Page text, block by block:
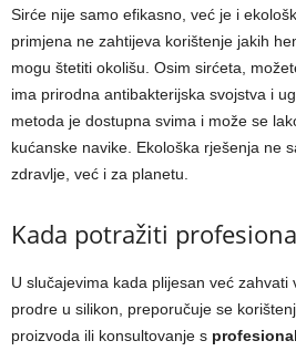
Sirće nije samo efikasno, već je i
primjena ne zahtijeva korištenje jakih
mogu štetiti okolišu. Osim sirćeta,
ima prirodna antibakterijska svojstva i
metoda je dostupna svima i može se
kućanske navike. Ekološka rješenja ne
zdravlje, već i za planetu.
Kada potražiti
U slučajevima kada plijesan već zahvati
prodre u silikon, preporučuje se
proizvoda ili konsultovanje s